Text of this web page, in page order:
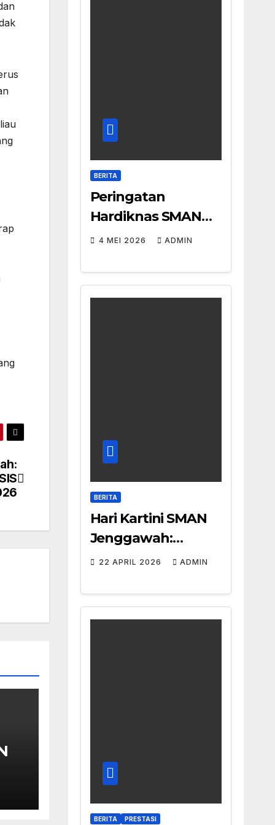
BERITA
Peringatan
Hardiknas SMAN
Jenggawah
4 MEI 2026 ADMIN
BERITA
Hari Kartini SMAN
Jenggawah:
Semangat
Digital
22 APRIL 2026 ADMIN
BERITA PRESTASI